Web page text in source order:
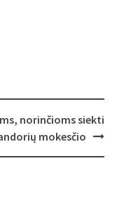
norinčioms siekti
mokesčio